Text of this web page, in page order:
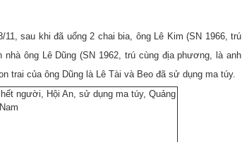
sau khi đã uống 2 chai bia, ông Lê Kim (SN 1966, trú
ông Lê Dũng (SN 1962, trú cùng địa phương, là anh
trai của ông Dũng là Lê Tài và Beo đã sử dụng ma túy.